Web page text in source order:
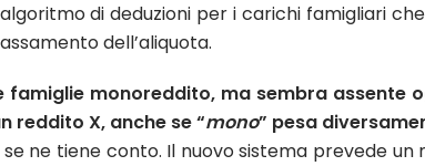
di deduzioni per i carichi famigliari
dell’aliquota.
famiglie monoreddito, ma sembra
reddito X, anche se “mono” pesa
ne tiene conto. Il nuovo sistema prevede